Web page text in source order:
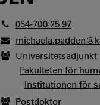
054-700 25 97
Universitetsadjunkt
Fakulteten för
Institutionen för
Postdoktor